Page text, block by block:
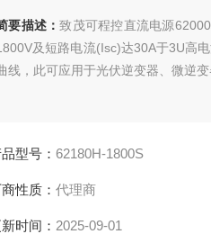
要描述：致茂可程控直流电源
及短路电流(Isc)达30A于3U高
线，此可应用于光伏逆变器、微逆
型号： 62180H-1800S
性质： 代理商
时间： 2025-09-01